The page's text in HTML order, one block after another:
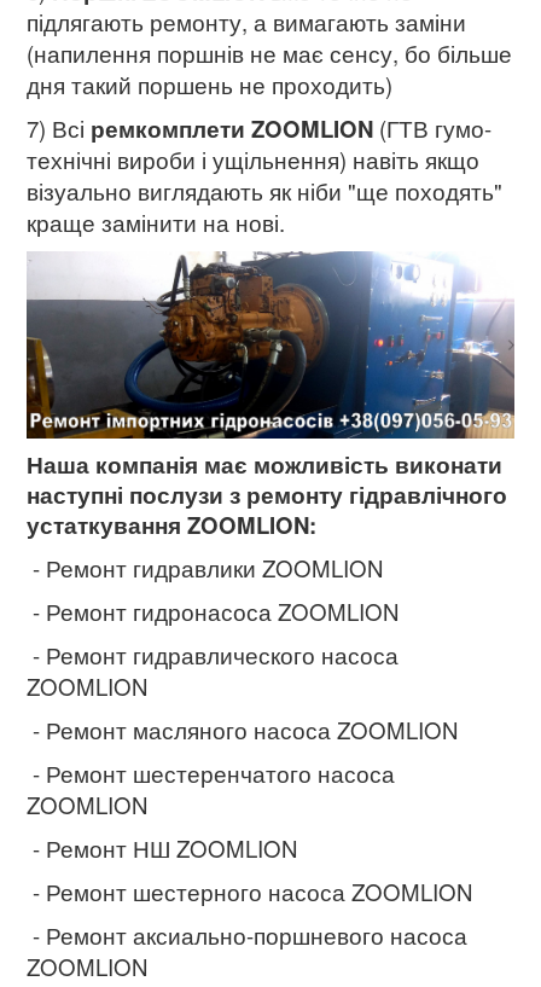
підлягають ремонту, а вимагають заміни
(напилення поршнів не має сенсу, бо більше
дня такий поршень не проходить)
7) Всі ремкомплети ZOOMLION (ГТВ гумо-
технічні вироби і ущільнення) навіть якщо
візуально виглядають як ніби "ще походять"
краще замінити на нові.
Наша компанія має можливість виконати
наступні послузи з ремонту гідравлічного
устаткування ZOOMLION:
- Ремонт гидравлики ZOOMLION
- Ремонт гидронасоса ZOOMLION
- Ремонт гидравлического насоса
ZOOMLION
- Ремонт масляного насоса ZOOMLION
- Ремонт шестеренчатого насоса
ZOOMLION
- Ремонт НШ ZOOMLION
- Ремонт шестерного насоса ZOOMLION
- Ремонт аксиально-поршневого насоса
ZOOMLION